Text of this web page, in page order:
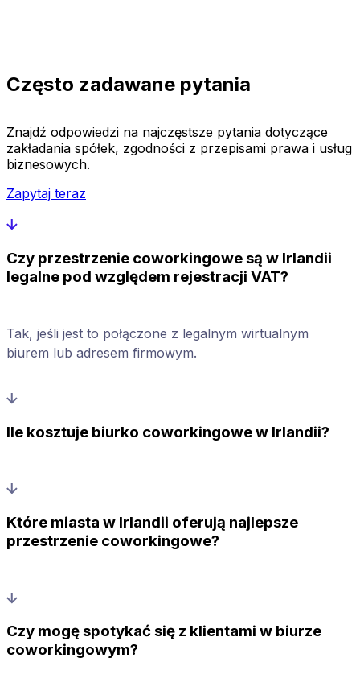
Często zadawane pytania
Znajdź odpowiedzi na najczęstsze pytania dotyczące
zakładania spółek, zgodności z przepisami prawa i usług
biznesowych.
Zapytaj teraz
Czy przestrzenie coworkingowe są w Irlandii
legalne pod względem rejestracji VAT?
Tak, jeśli jest to połączone z legalnym wirtualnym
biurem lub adresem firmowym.
Ile kosztuje biurko coworkingowe w Irlandii?
Które miasta w Irlandii oferują najlepsze
przestrzenie coworkingowe?
Czy mogę spotykać się z klientami w biurze
coworkingowym?